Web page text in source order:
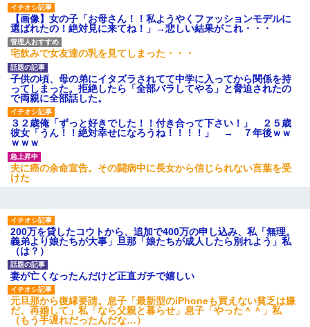
【画像】女の子「お母さん！！私ようやくファッションモデルに
選ばれたの！絶対見に来てね！」→悲しい結果がこれ・・・
宅飲みで女友達の乳を見てしまった・・・
子供の頃、母の弟にイタズラされてて中学に入ってから関係を持
ってしまった。拒絶したら「全部バラしてやる」と脅迫されたの
で両親に全部話した。
３２歳俺「ずっと好きでした！！付き合って下さい！」 ２５歳
彼女「うん！！絶対幸せになろうね！！！！」 → ７年後ｗｗ
ｗｗｗ
夫に癌の余命宣告。その闘病中に長女から信じられない言葉を受
けた
200万を貸したコウトから、追加で400万の申し込み、私「無理。
義弟より娘たちが大事」旦那「娘たちが成人したら別れよう」私
（は？）
妻が亡くなったんだけど正直ガチで嬉しい
元旦那から復縁要請。息子「最新型のiPhoneも買えない貧乏は嫌
だ、再婚して」私「なら父親と暮らせ」息子「やった＾＾」私
（もう手遅れだったんだな…）